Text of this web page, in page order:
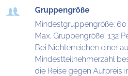
Gruppengröße
Mindestgruppengröße: 60
Max. Gruppengröße: 132
Bei Nichterreichen einer
Mindestteilnehmerzahl
die Reise gegen Aufpreis